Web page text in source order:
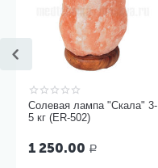
Солевая лампа "Скала" 3-
5 кг (ER-502)
1 250.00 Р